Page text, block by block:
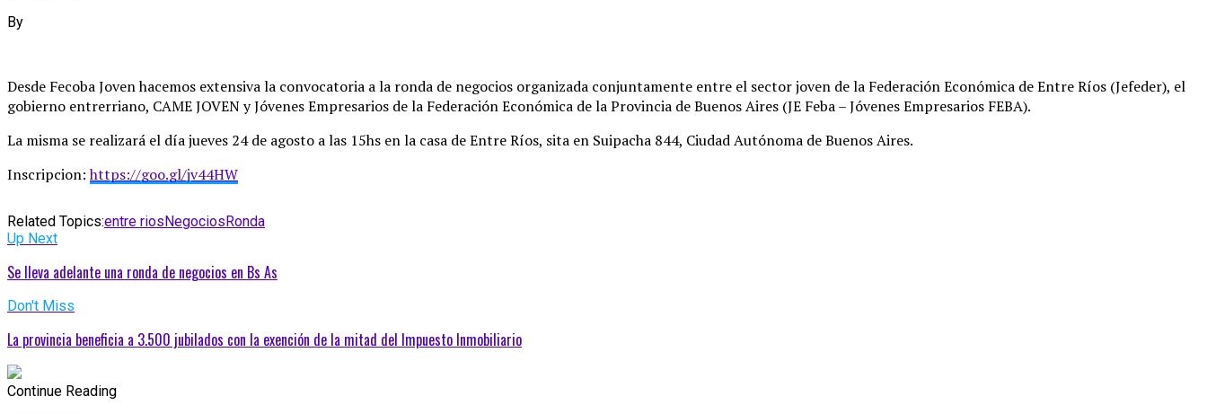
By
Desde Fecoba Joven hacemos extensiva la convocatoria a la ronda de negocios organizada conjuntamente entre el sector joven de la Federación Económica de Entre Ríos (Jefeder), el
gobierno entrerriano, CAME JOVEN y Jóvenes Empresarios de la Federación Económica de la Provincia de Buenos Aires (JE Feba – Jóvenes Empresarios FEBA).
La misma se realizará el día jueves 24 de agosto a las 15hs en la casa de Entre Ríos, sita en Suipacha 844, Ciudad Autónoma de Buenos Aires.
Inscripcion:https://goo.gl/jv44HW
Related Topics:entre riosNegociosRonda
Up Next
Se lleva adelante una ronda de negocios en Bs As
Don't Miss
La provincia beneficia a 3.500 jubilados con la exención de la mitad del Impuesto Inmobiliario
Continue Reading